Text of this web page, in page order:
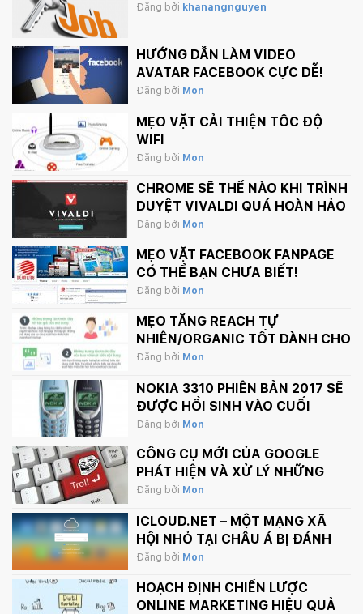
Đăng bởi khanangnguyen
HƯỚNG DẪN LÀM VIDEO
AVATAR FACEBOOK CỰC DỄ!
Đăng bởi Mon
MẸO VẶT CẢI THIỆN TỐC ĐỘ
WIFI
Đăng bởi Mon
CHROME SẼ THẾ NÀO KHI TRÌNH
DUYỆT VIVALDI QUÁ HOÀN HẢO
Đăng bởi Mon
MẸO VẶT FACEBOOK FANPAGE
CÓ THỂ BẠN CHƯA BIẾT!
Đăng bởi Mon
MẸO TĂNG REACH TỰ
NHIÊN/ORGANIC TỐT DÀNH CHO
FANPAGE CỦA BẠN
Đăng bởi Mon
NOKIA 3310 PHIÊN BẢN 2017 SẼ
ĐƯỢC HỒI SINH VÀO CUỐI
THÁNG 2 NÀY
Đăng bởi Mon
CÔNG CỤ MỚI CỦA GOOGLE
PHÁT HIỆN VÀ XỬ LÝ NHỮNG
BÌNH LUẬN PHẢN CẢM TRÊN
Đăng bởi Mon
ICLOUD.NET – MỘT MẠNG XÃ
HỘI NHỎ TẠI CHÂU Á BỊ ĐÁNH
SẬP BỞI APPLE.
Đăng bởi Mon
HOẠCH ĐỊNH CHIẾN LƯỢC
ONLINE MARKETING HIỆU QUẢ